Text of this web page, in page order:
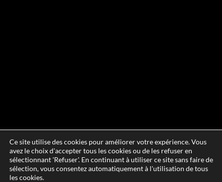
Ce site utilise des cookies pour améliorer votre expérience. Vous
avez le choix d'accepter tous les cookies ou de les refuser en
sélectionnant 'Refuser'. En continuant à utiliser ce site sans faire de
sélection, vous consentez automatiquement à l'utilisation de tous
les cookies.